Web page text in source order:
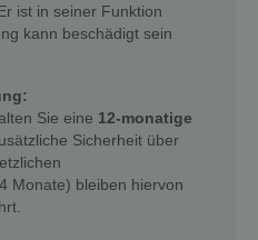
ist in seiner Funktion
kann beschädigt sein
Sie eine 12-monatige
Sicherheit über
Monate) bleiben hiervon